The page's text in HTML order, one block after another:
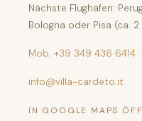
Nächste Flughäfen:
Bologna oder Pisa (ca.
Mob. +39 349 436 6414
info@villa-cardeto.it
IN GOOGLE MAPS